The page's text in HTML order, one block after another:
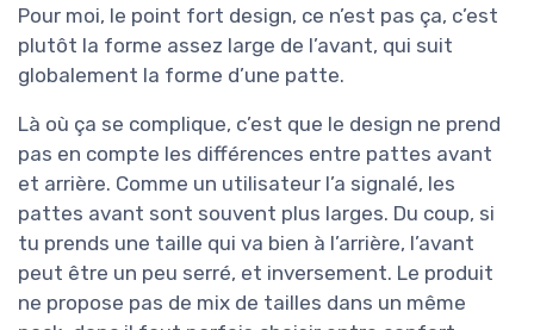
Pour moi, le point fort design, ce n’est pas ça, c’est
plutôt la forme assez large de l’avant, qui suit
globalement la forme d’une patte.
Là où ça se complique, c’est que le design ne prend
pas en compte les différences entre pattes avant
et arrière. Comme un utilisateur l’a signalé, les
pattes avant sont souvent plus larges. Du coup, si
tu prends une taille qui va bien à l’arrière, l’avant
peut être un peu serré, et inversement. Le produit
ne propose pas de mix de tailles dans un même